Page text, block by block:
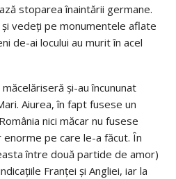
stoparea înaintării germane.
vedeți pe monumentele aflate
de-ai locului au murit în acel
și-au încununat
Aiurea, în fapt fusese un
nici măcar nu fusese
pe care le-a făcut. În
între două partide de amor)
Franței și Angliei, iar la